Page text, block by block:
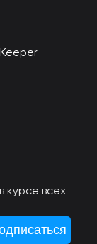
курсе всех